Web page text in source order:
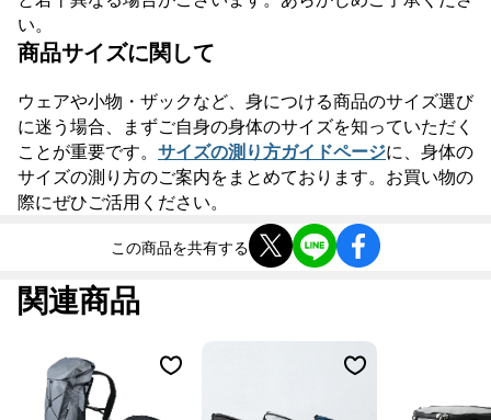
い。
商品サイズに関して
ウェアや小物・ザックなど、身につける商品のサイズ選び
に迷う場合、まずご自身の身体のサイズを知っていただく
ことが重要です。 サイズの測り方ガイドページに、身体の
サイズの測り方のご案内をまとめております。お買い物の
際にぜひご活用ください。
この商品を共有する
関連商品